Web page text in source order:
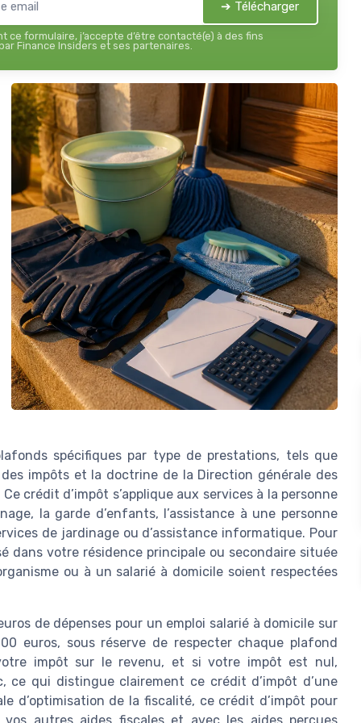
➔ Télécharger
ce formulaire, j’accepte d’être contacté(e) à des fins
Finance Insiders et ses partenaires.
spécifiques par type de prestations, tels que
impôts et la doctrine de la Direction générale des
crédit d’impôt s’applique aux services à la personne
la garde d’enfants, l’assistance à une personne
de jardinage ou d’assistance informatique. Pour
votre résidence principale ou secondaire située
ou à un salarié à domicile soient respectées
de dépenses pour un emploi salarié à domicile sur
euros, sous réserve de respecter chaque plafond
impôt sur le revenu, et si votre impôt est nul,
ce qui distingue clairement ce crédit d’impôt d’une
d’optimisation de la fiscalité, ce crédit d’impôt pour